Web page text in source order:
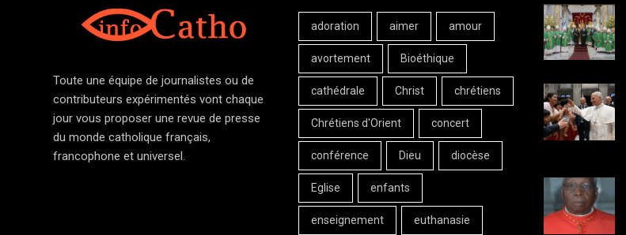
Toute une équipe de journalistes ou de
contributeurs expérimentés vont chaque
jour vous proposer une revue de presse
du monde catholique français,
francophone et universel.
adoration aimer amour
avortement Bioéthique
cathédrale Christ chrétiens
Chrétiens d'Orient concert
conférence Dieu diocèse
Eglise enfants
enseignement euthanasie